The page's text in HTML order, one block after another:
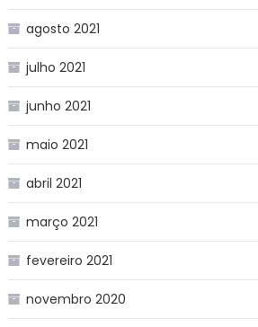
agosto 2021
julho 2021
junho 2021
maio 2021
abril 2021
março 2021
fevereiro 2021
novembro 2020